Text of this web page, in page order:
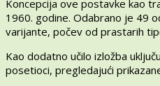
Koncepcija ove postavke kao
1960. godine. Odabrano je 49
varijante, počev od prastarih
Kao dodatno učilo izložba
posetioci, pregledajući